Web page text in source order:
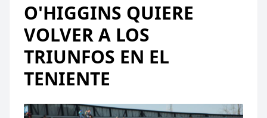
O'HIGGINS QUIERE
VOLVER A LOS
TRIUNFOS EN EL
TENIENTE